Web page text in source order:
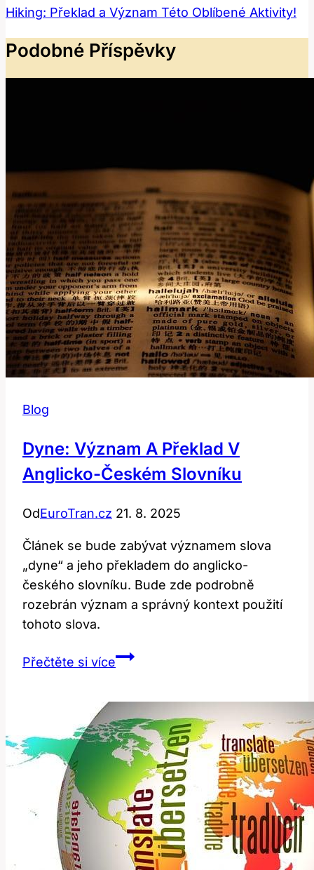
Hiking: Překlad a Význam Této Oblíbené Aktivity!
Podobné Příspěvky
Blog
Dyne: Význam A Překlad V
Anglicko-Českém Slovníku
OdEuroTran.cz 21. 8. 2025
Článek se bude zabývat významem slova
„dyne“ a jeho překladem do anglicko-
českého slovníku. Bude zde podrobně
rozebrán význam a správný kontext použití
tohoto slova.
Přečtěte si víceDyne:
Překlad
v
Anglicko-
Českém
Slovníku